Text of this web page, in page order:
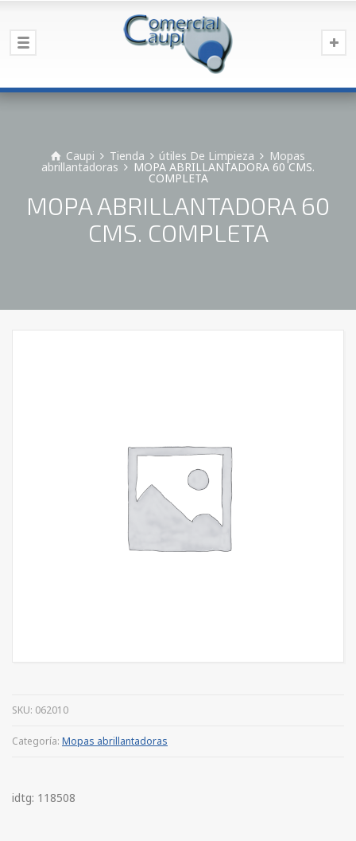
Caupi Tienda útiles De Limpieza Mopas
abrillantadoras MOPA ABRILLANTADORA 60 CMS.
COMPLETA
MOPA ABRILLANTADORA 60
CMS. COMPLETA
SKU: 062010
Categoría: Mopas abrillantadoras
idtg: 118508